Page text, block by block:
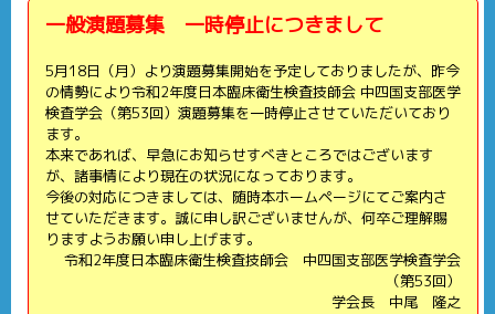
一般演題募集 一時停止につきまして
5月18日（月）より演題募集開始を予定しておりましたが、昨今
の情勢により令和2年度日本臨床衛生検査技師会 中四国支部医学
検査学会（第53回）演題募集を一時停止させていただいており
ます。
本来であれば、早急にお知らせすべきところではございます
が、諸事情により現在の状況になっております。
今後の対応につきましては、随時本ホームページにてご案内さ
せていただきます。誠に申し訳ございませんが、何卒ご理解賜
りますようお願い申し上げます。
令和2年度日本臨床衛生検査技師会 中四国支部医学検査学会
（第53回）
学会長 中尾 隆之